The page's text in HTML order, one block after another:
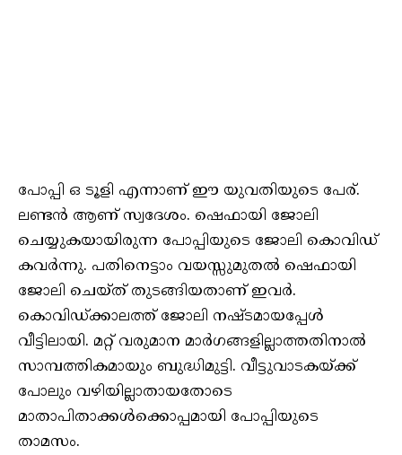
പോപ്പി ഒ ടൂളി എന്നാണ് ഈ യുവതിയുടെ പേര്.
ലണ്ടന്‍ ആണ് സ്വദേശം. ഷെഫായി ജോലി
ചെയ്യുകയായിരുന്ന പോപ്പിയുടെ ജോലി കൊവിഡ്
കവര്‍ന്നു. പതിനെട്ടാം വയസ്സുമുതല്‍ ഷെഫായി
ജോലി ചെയ്ത് തുടങ്ങിയതാണ് ഇവര്‍.
കൊവിഡ്ക്കാലത്ത് ജോലി നഷ്ടമായപ്പേള്‍
വീട്ടിലായി. മറ്റ് വരുമാന മാര്‍ഗങ്ങളില്ലാത്തതിനാല്‍
സാമ്പത്തികമായും ബുദ്ധിമുട്ടി. വീട്ടുവാടകയ്ക്ക്
പോലും വഴിയില്ലാതായതോടെ
മാതാപിതാക്കള്‍ക്കൊപ്പമായി പോപ്പിയുടെ
താമസം.